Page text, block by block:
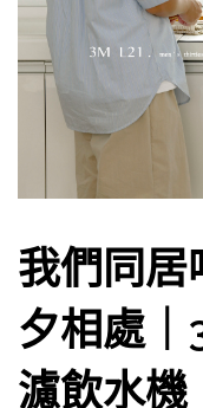
我們同居
夕相處｜
濾飲水機